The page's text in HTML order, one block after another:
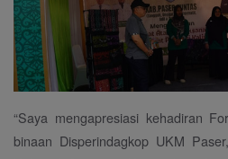
“Saya mengapresiasi kehadiran
binaan Disperindagkop UKM